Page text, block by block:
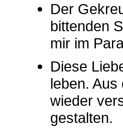
Der
bittenden
mir im
Diese
leben.
wieder
gestalten.